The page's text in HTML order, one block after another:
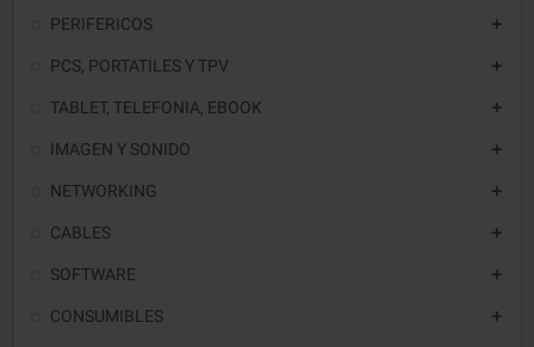
PERIFERICOS 
PCS, PORTATILES Y TPV 
TABLET, TELEFONIA, EBOOK 
IMAGEN Y SONIDO 
NETWORKING 
CABLES 
SOFTWARE 
CONSUMIBLES 